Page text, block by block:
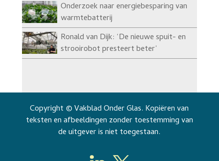
Onderzoek naar energiebesparing van
warmtebatterij
Ronald van Dijk: ‘De nieuwe spuit- en
strooirobot presteert beter’
Copyright © Vakblad Onder Glas. Kopiëren van
teksten en afbeeldingen zonder toestemming van
de uitgever is niet toegestaan.